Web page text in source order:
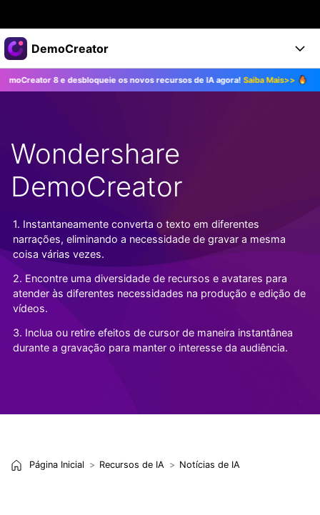
Produtos em destaque
Criatividade digital com IA generativa
Utilitários
Negócios
Sala de imprensa
Loja
Suporte
DemoCreator
Produtos
Recursos
Todos os recursos >
Recursos de IA
Dicas de IA
Todos os recursos de IA >
Soluções
DemoCreator para
Blog
Mais Soluções >
Central de Ajuda
Começe a Usar
Suporte
TESTE GRÁTIS COMPRE AGORA
Entrar
8 e desbloqueie os novos recursos de IA agora!Saiba Mais>> Atualize
Wondershare
DemoCreator
1. Instantaneamente converta o texto em diferentes
narrações, eliminando a necessidade de gravar a mesma
coisa várias vezes.
2. Encontre uma diversidade de recursos e avatares para
atender às diferentes necessidades na produção e edição de
vídeos.
3. Inclua ou retire efeitos de cursor de maneira instantânea
durante a gravação para manter o interesse da audiência.
Página Inicial Recursos de IA Notícias de IA